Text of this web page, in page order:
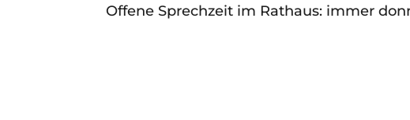
Offene Sprechzeit im Rathaus: immer